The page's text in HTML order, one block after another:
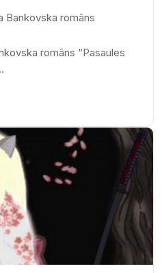
Bankovska romāns
romāns “Pasaules